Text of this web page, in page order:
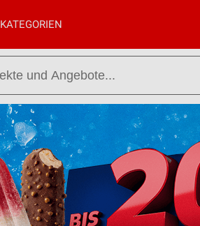
KATEGORIEN